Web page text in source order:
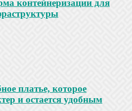
контейнеризации для
платье, которое
и остается удобным